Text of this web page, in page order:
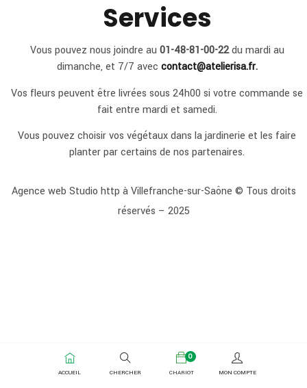
Services
Vous pouvez nous joindre au 01-48-81-00-22du mardi au
dimanche, et 7/7 avec contact@atelierisa.fr.
Vos fleurs peuvent être livrées sous 24h00 si votre commande se
fait entre mardi et samedi.
Vous pouvez choisir vos végétaux dans la jardinerie et les faire
planter par certains de nos partenaires.
ACCUEIL CHERCHER
0
CHARIOT MON COMPTE
Agence web Studio http à Villefranche-sur-Saône © Tous droits
réservés – 2025